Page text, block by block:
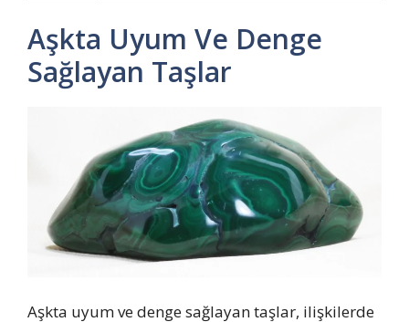
Aşkta Uyum Ve Denge
Sağlayan Taşlar
Aşkta uyum ve denge sağlayan taşlar, ilişkilerde